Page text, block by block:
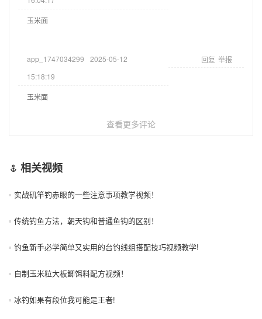
玉米面
app_1747034299
2025-05-12
15:18:19
回复 举报
玉米面
查看更多评论
相关视频
实战矶竿钓赤眼的一些注意事项教学视频！
传统钓鱼方法，朝天钩和普通鱼钩的区别！
钓鱼新手必学简单又实用的台钓线组搭配技巧视频教学!
自制玉米粒大板鲫饵料配方视频！
冰钓如果有段位我可能是王者!